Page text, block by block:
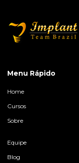
Menu Rápido
Home
Cursos
Sobre
Equipe
Blog